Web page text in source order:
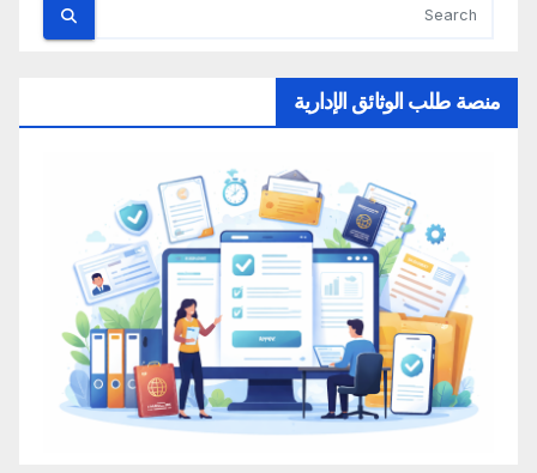
منصة طلب الوثائق الإدارية